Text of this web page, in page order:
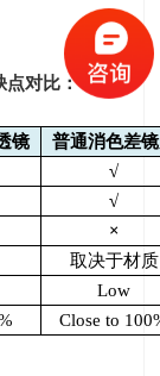
点对比：
镜
普通消色差
√
√
×
取决于材质
Low
Close to